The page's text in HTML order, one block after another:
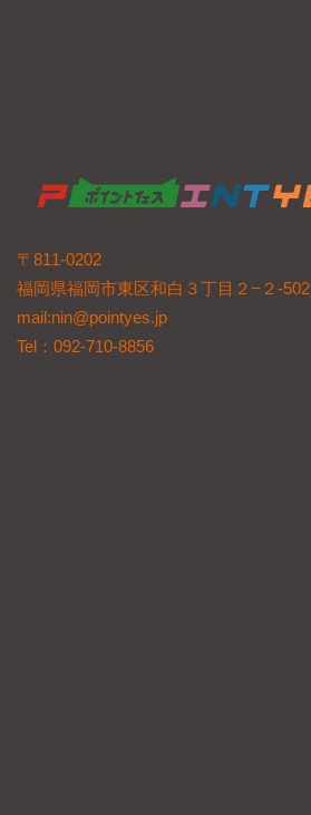
〒811-0202
福岡県福岡市東区和白３丁目２−２-502
mail:nin@pointyes.jp
Tel：092-710-8856